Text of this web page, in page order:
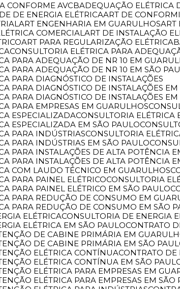
CONFORME AVCB ADEQUAÇÃO
DE ENERGIA ELÉTRICA
ART DE
ART ENGENHARIA EM GUARULHOS
COMERCIAL
ART DE INSTALAÇÃO
ART PARA REGULARIZAÇÃO ELÉTRICA
CONSULTORIA ELÉTRICA PARA
PARA ADEQUAÇÃO DE NR 10 EM
PARA ADEQUAÇÃO DE NR 10 EM SÃO
PARA DIAGNÓSTICO DE INSTALAÇÕES
PARA DIAGNÓSTICO DE INSTALAÇÕES
PARA DIAGNÓSTICO DE INSTALAÇÕES
PARA EMPRESAS EM GUARULHOS
ESPECIALIZADA CONSULTORIA
ESPECIALIZADA EM SÃO PAULO
PARA INDÚSTRIAS CONSULTORIA
PARA INDÚSTRIAS EM SÃO PAULO
PARA INSTALAÇÕES DE ALTA POTÊNCIA
PARA INSTALAÇÕES DE ALTA POTÊNCIA
COM LAUDO TÉCNICO EM GUARULHOS
PARA PAINEL ELÉTRICO CONSULTORIA
PARA PAINEL ELÉTRICO EM SÃO PAULO
PARA REDUÇÃO DE CONSUMO EM
PARA REDUÇÃO DE CONSUMO EM SÃO
ELÉTRICA CONSULTORIA DE ENERGIA
ELÉTRICA EM SÃO PAULO CONTRATO
DE CABINE PRIMÁRIA EM
DE CABINE PRIMÁRIA EM SÃO
ELÉTRICA CONTÍNUA CONTRATO
ELÉTRICA CONTÍNUA EM SÃO
ELÉTRICA PARA EMPRESAS EM
ELÉTRICA PARA EMPRESAS EM SÃO